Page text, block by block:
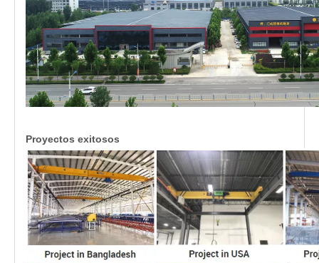
Proyectos exitosos